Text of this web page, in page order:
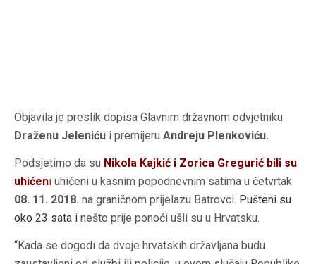
Objavila je preslik dopisa Glavnim državnom odvjetniku
Draženu Jeleniću i premijeru Andreju Plenkoviću.
Podsjetimo da su Nikola Kajkić i Zorica Gregurić bili su
uhićeni uhićeni u kasnim popodnevnim satima u četvrtak
08. 11. 2018. na graničnom prijelazu Batrovci. Pušteni su
oko 23 sata i nešto prije ponoći ušli su u Hrvatsku.
“Kada se dogodi da dvoje hrvatskih državljana budu